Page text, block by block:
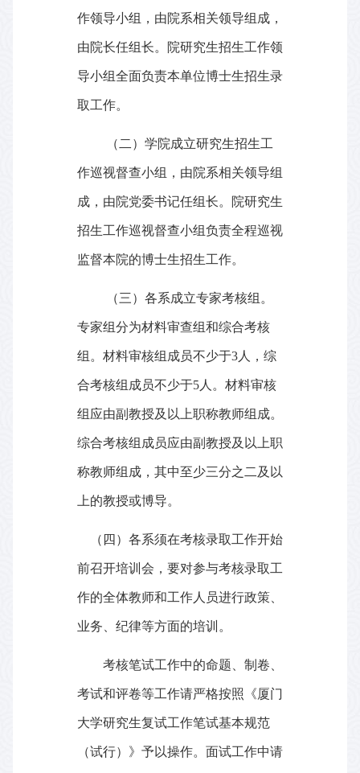
作领导小组，由院系相关领导组成，
由院长任组长。院研究生招生工作领
导小组全面负责本单位博士生招生录
取工作。
（二）学院成立研究生招生工
作巡视督查小组，由院系相关领导组
成，由院党委书记任组长。院研究生
招生工作巡视督查小组负责全程巡视
监督本院的博士生招生工作。
（三）各系成立专家考核组。
专家组分为材料审查组和综合考核
组。材料审核组成员不少于3人，综
合考核组成员不少于5人。材料审核
组应由副教授及以上职称教师组成。
综合考核组成员应由副教授及以上职
称教师组成，其中至少三分之二及以
上的教授或博导。
（四）各系须在考核录取工作开始
前召开培训会，要对参与考核录取工
作的全体教师和工作人员进行政策、
业务、纪律等方面的培训。
考核笔试工作中的命题、制卷、
考试和评卷等工作请严格按照《厦门
大学研究生复试工作笔试基本规范
（试行）》予以操作。面试工作中请